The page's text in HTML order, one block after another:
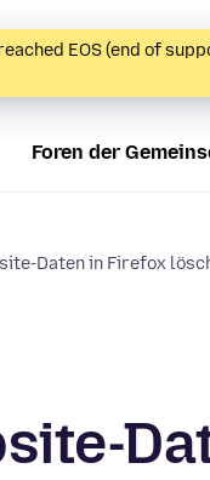
EOS (end of
Foren der
Daten in Firefox